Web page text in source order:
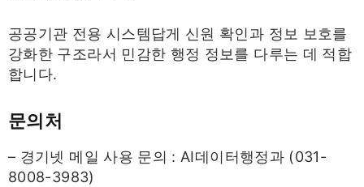
공공기관 전용 시스템답게 신원 확인과 정보 보호를
강화한 구조라서 민감한 행정 정보를 다루는 데 적합
합니다.
문의처
– 경기넷 메일 사용 문의 : AI데이터행정과 (031-
8008-3983)